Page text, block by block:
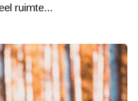
ruimte...